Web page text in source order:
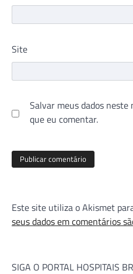
Site
Salvar meus dados neste
que eu comentar.
Este site utiliza o Akismet
seus dados em comentários
SIGA O PORTAL HOSPITAIS